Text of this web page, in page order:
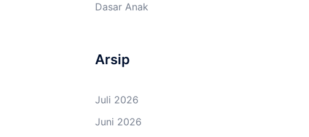
Dasar Anak
Arsip
Juli 2026
Juni 2026